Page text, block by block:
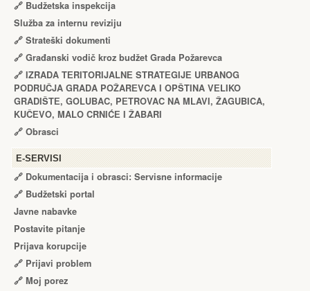
🔗 Budžetska inspekcija
Služba za internu reviziju
🔗 Strateški dokumenti
🔗 Građanski vodič kroz budžet Grada Požarevca
🔗 IZRADA TЕRITORIJALNЕ STRATЕGIJЕ URBANOG
PODRUČJA GRADA POŽARЕVCA I OPŠTINA VЕLIKO
GRADIŠTЕ, GOLUBAC, PЕTROVAC NA MLAVI, ŽAGUBICA,
KUČЕVO, MALO CRNIĆЕ I ŽABARI
🔗 Obrasci
Е-SERVISI
🔗 Dokumentacija i obrasci: Servisne informacije
🔗 Budžetski portal
Javne nabavke
Postavite pitanje
Prijava korupcije
🔗 Prijavi problem
🔗 Moj porez